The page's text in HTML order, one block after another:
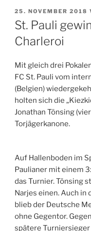
VERÖFFENTLICHT
AM
25. NOVEMBER 2018
St. Pauli
Charleroi
Mit gleich drei
FC St. Pauli vom
(Belgien)
holten sich die „
Jonathan Tönsing
Torjägerkanone.
Auf Hallenboden im
Paulianer mit einem
das Turnier. Tönsing
Narjes einen. Auch
blieb der Deutsche
ohne Gegentor.
spätere